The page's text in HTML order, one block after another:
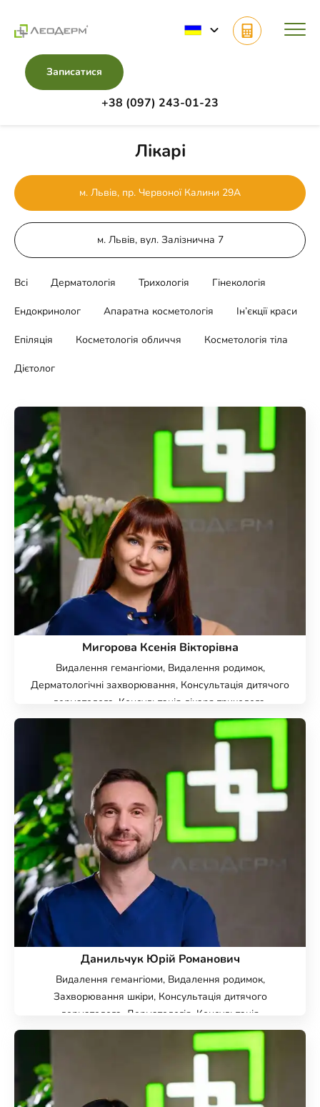
+38 (097) 243-01-23
Записатися
Лікарі
м. Львів, пр. Червоної Калини 29А
м. Львів, вул. Залізнична 7
Всі Дерматологія Трихологія Гінекологія
Ендокринолог Апаратна косметологія Ін’єкції краси
Епіляція Косметологія обличчя Косметологія тіла
Дієтолог
Мигорова Ксенія Вікторівна
Видалення гемангіоми, Видалення родимок,
Дерматологічні захворювання, Консультація дитячого
дерматолога, Консультація лікаря трихолога,
Дерматологія, Трихологія, Консультація дерматолога,
Цифрова дерматоскопія FotoFinder, Видалення
бородавок, Видалення папілом, Видалення
ксантелазми, Видалення контагіозного молюску,
Імунобіологічне лікування псоріазу, Випадіння
волосся, Кріомасаж голови, Мезотерапія волосистої
частини голови, Мезотерапія шкіри голови,
Плазмоліфтинг волосся
Данильчук Юрій Романович
Видалення гемангіоми, Видалення родимок,
Захворювання шкіри, Консультація дитячого
дерматолога, Дерматологія, Консультація
дерматолога, Цифрова дерматоскопія FotoFinder, Панч
біопсія, Видалення ксантелазми, Видалення